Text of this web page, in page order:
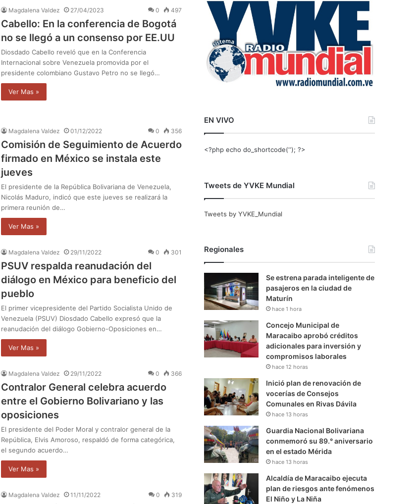
Magdalena Valdez 27/04/2023 0 497
Cabello: En la conferencia de Bogotá
no se llegó a un consenso por EE.UU
Diosdado Cabello reveló que en la Conferencia
Internacional sobre Venezuela promovida por el
presidente colombiano Gustavo Petro no se llegó…
Ver Mas »
Magdalena Valdez 01/12/2022 0 356
Comisión de Seguimiento de Acuerdo
firmado en México se instala este
jueves
El presidente de la República Bolivariana de Venezuela,
Nicolás Maduro, indicó que este jueves se realizará la
primera reunión de…
Ver Mas »
Magdalena Valdez 29/11/2022 0 301
PSUV respalda reanudación del
diálogo en México para beneficio del
pueblo
El primer vicepresidente del Partido Socialista Unido de
Venezuela (PSUV) Diosdado Cabello expresó que la
reanudación del diálogo Gobierno-Oposiciones en…
Ver Mas »
Magdalena Valdez 29/11/2022 0 366
Contralor General celebra acuerdo
entre el Gobierno Bolivariano y las
oposiciones
El presidente del Poder Moral y contralor general de la
República, Elvis Amoroso, respaldó de forma categórica,
el segundo acuerdo…
Ver Mas »
Magdalena Valdez 11/11/2022 0 319
r
EN VIVO
<?php echo do_shortcode(‘‘); ?>
Tweets de YVKE Mundial
Tweets by YVKE_Mundial
Regionales
Se estrena parada inteligente de
pasajeros en la ciudad de
Maturín
hace 1 hora
Concejo Municipal de
Maracaibo aprobó créditos
adicionales para inversión y
compromisos laborales
hace 12 horas
Inició plan de renovación de
vocerías de Consejos
Comunales en Rivas Dávila
hace 13 horas
Guardia Nacional Bolivariana
conmemoró su 89.° aniversario
en el estado Mérida
hace 13 horas
Alcaldía de Maracaibo ejecuta
plan de riesgos ante fenómenos
El Niño y La Niña